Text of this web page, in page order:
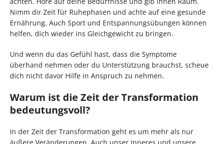
Nimm dir Zeit für Ruhephasen und achte auf eine gesunde
Ernährung. Auch Sport und Entspannungsübungen können
helfen, dich wieder ins Gleichgewicht zu bringen.
Und wenn du das Gefühl hast, dass die Symptome
überhand nehmen oder du Unterstützung brauchst, scheue
dich nicht davor Hilfe in Anspruch zu nehmen.
Warum ist die Zeit der Transformation
bedeutungsvoll?
In der Zeit der Transformation geht es um mehr als nur